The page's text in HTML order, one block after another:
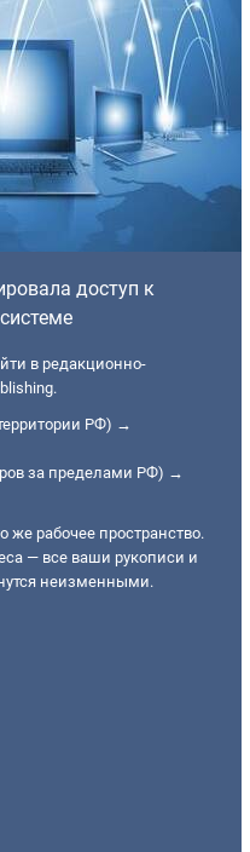
доступ к
в редакционно-
РФ) →
за пределами РФ) →
же рабочее пространство.
— все ваши рукописи и
неизменными.